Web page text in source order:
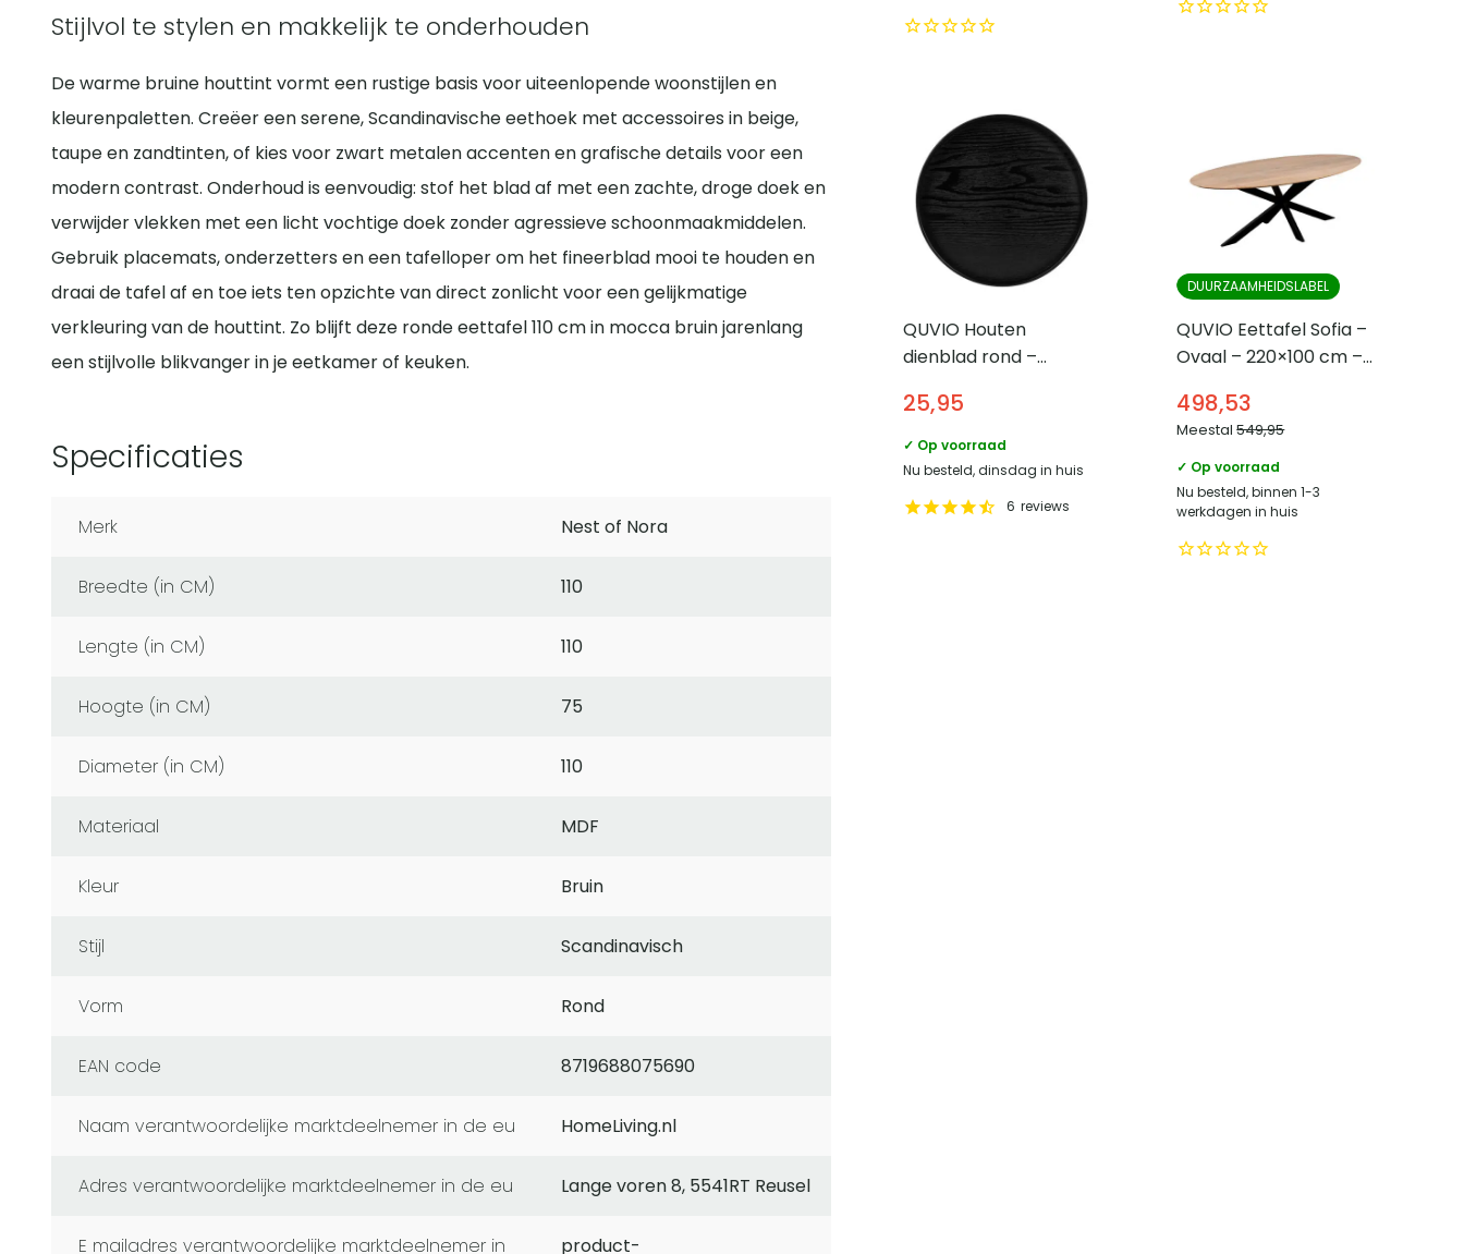
Stijlvol te stylen en makkelijk te onderhouden
De warme bruine houttint vormt een rustige basis voor uiteenlopende woonstijlen en
kleurenpaletten. Creëer een serene, Scandinavische eethoek met accessoires in beige,
taupe en zandtinten, of kies voor zwart metalen accenten en grafische details voor een
modern contrast. Onderhoud is eenvoudig: stof het blad af met een zachte, droge doek en
verwijder vlekken met een licht vochtige doek zonder agressieve schoonmaakmiddelen.
Gebruik placemats, onderzetters en een tafelloper om het fineerblad mooi te houden en
draai de tafel af en toe iets ten opzichte van direct zonlicht voor een gelijkmatige
verkleuring van de houttint. Zo blijft deze ronde eettafel 110 cm in mocca bruin jarenlang
een stijlvolle blikvanger in je eetkamer of keuken.
Specificaties
Merk Nest of Nora
Breedte (in CM) 110
Lengte (in CM) 110
Hoogte (in CM) 75
Diameter (in CM) 110
Materiaal MDF
Kleur Bruin
Stijl Scandinavisch
Vorm Rond
EAN code 8719688075690
naam verantwoordelijke marktdeelnemer in de eu HomeLiving.nl
adres verantwoordelijke marktdeelnemer in de eu Lange voren 8, 5541RT Reusel
e mailadres verantwoordelijke marktdeelnemer in product-
QUVIO Houten
dienblad rond –
Zwart
25,95
✓ Op voorraad
Nu besteld, dinsdag in huis
6 reviews
DUURZAAMHEIDSLABEL
QUVIO Eettafel Sofia –
Ovaal – 220×100 cm –
FSC®-gecertificeerd
mangohout – Naturel
498,53
Meestal549,95
✓ Op voorraad
Nu besteld, binnen 1-3
werkdagen in huis